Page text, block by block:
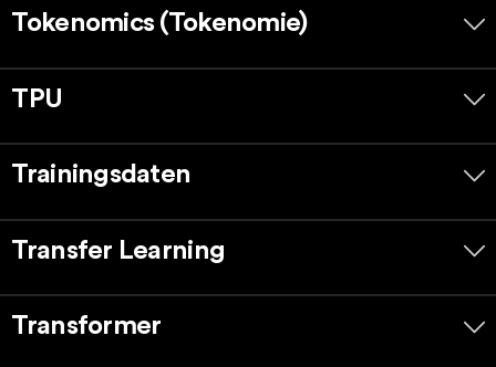
Tokenomics (Tokenomie)
TPU
Trainingsdaten
Transfer Learning
Transformer